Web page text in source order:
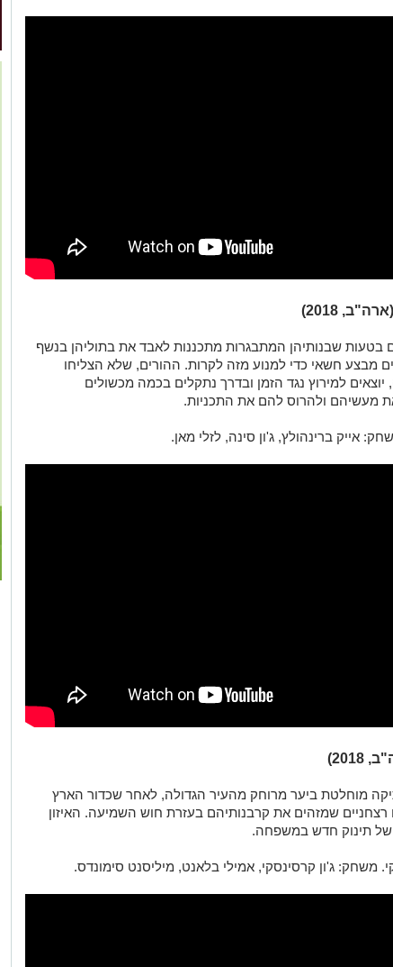
2018)
בטעות שבנותיהן המתבגרות מתכננות לאבד את בתוליהן בנשף
מבצע חשאי כדי למנוע מזה לקרות. ההורים, שלא הצליחו
למירוץ נגד הזמן ובדרך נתקלים בכמה מכשולים
מעשיהם ולהרוס להם את התכניות.
אייק ברינהולץ, ג'ון סינה, לזלי מאן.
מוחלטת ביער מרוחק מהעיר הגדולה, לאחר שכדור הארץ
רצחניים שמזהים את קרבנותיהם בעזרת חוש השמיעה. האיזון
של תינוק חדש במשפחה.
משחק: ג'ון קרסינסקי, אמילי בלאנט, מיליסנט סימונדס.